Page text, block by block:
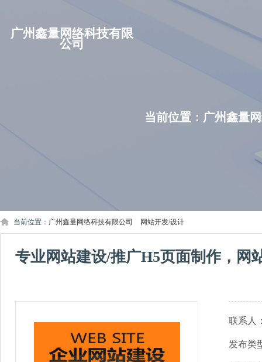
广州鑫量网络科技有限
公司
当前位置： 广州鑫量
当前位置： 广州鑫量网络科技有限公司 网站开发/设计
专业网站建设/推广H5页面制作，网
联系人
发布类